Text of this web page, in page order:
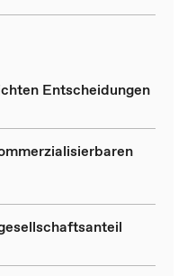
Entscheidungen